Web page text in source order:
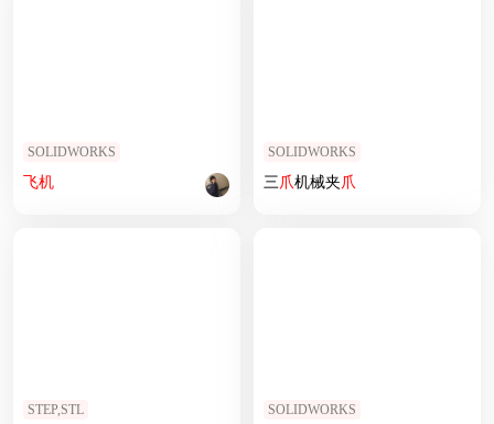
SOLIDWORKS
飞机
SOLIDWORKS
三爪机械夹爪
STEP,STL SOLIDWORKS